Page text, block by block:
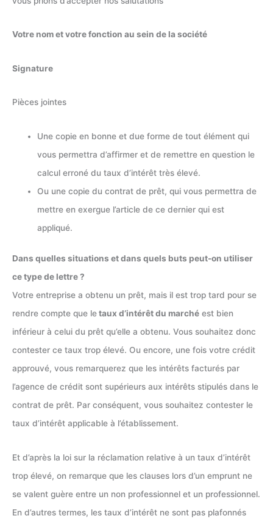
Votre nom et votre fonction au sein de la société
Signature
Pièces jointes
Une copie en bonne et due forme de tout élément qui
vous permettra d’affirmer et de remettre en question le
calcul erroné du taux d’intérêt très élevé.
Ou une copie du contrat de prêt, qui vous permettra de
mettre en exergue l’article de ce dernier qui est
appliqué.
Dans quelles situations et dans quels buts peut-on utiliser
ce type de lettre ?
Votre entreprise a obtenu un prêt, mais il est trop tard pour se
rendre compte que letaux d’intérêt du marché est bien
inférieur à celui du prêt qu’elle a obtenu. Vous souhaitez donc
contester ce taux trop élevé. Ou encore, une fois votre crédit
approuvé, vous remarquerez que les intérêts facturés par
l’agence de crédit sont supérieurs aux intérêts stipulés dans le
contrat de prêt. Par conséquent, vous souhaitez contester le
taux d’intérêt applicable à l’établissement.
Et d’après la loi sur la réclamation relative à un taux d’intérêt
trop élevé, on remarque que les clauses lors d’un emprunt ne
se valent guère entre un non professionnel et un professionnel.
En d’autres termes, les taux d’intérêt ne sont pas plafonnés